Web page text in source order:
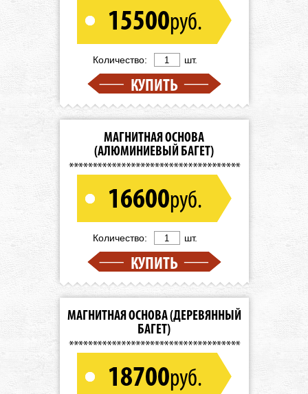
15500руб.
Количество: шт.
КУПИТЬ
МАГНИТНАЯ ОСНОВА
(АЛЮМИНИЕВЫЙ БАГЕТ)
16600руб.
Количество: шт.
КУПИТЬ
МАГНИТНАЯ ОСНОВА (ДЕРЕВЯННЫЙ
БАГЕТ)
18700руб.